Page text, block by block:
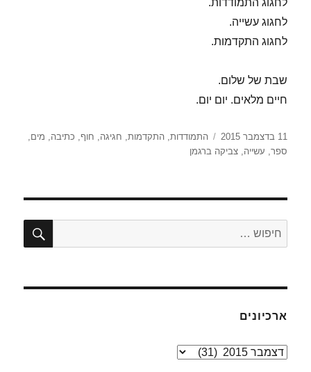
לחגוג התמודדות.
לחגוג עשייה.
לחגוג התקדמות.
שבת של שלום.
חיים מלאים. יום יום.
פורסם
בתאריך
11 בדצמבר 2015 תגיות
התמודדות,התקדמות, חגיגה, חוף, כתיבה, מים,
ספר, עשייה,צביקה ברגמן
חפש:
ארכיונים
ארכיונים